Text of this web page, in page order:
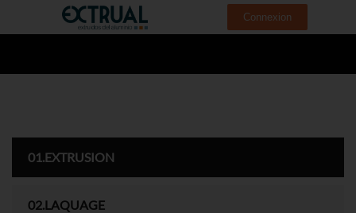
Connexion
01.EXTRUSION
02.LAQUAGE